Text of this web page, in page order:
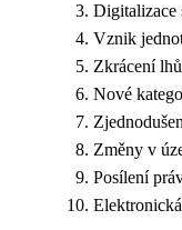
Digitalizace
Vznik
Zkrácení
Nové
Změny v
Posílení